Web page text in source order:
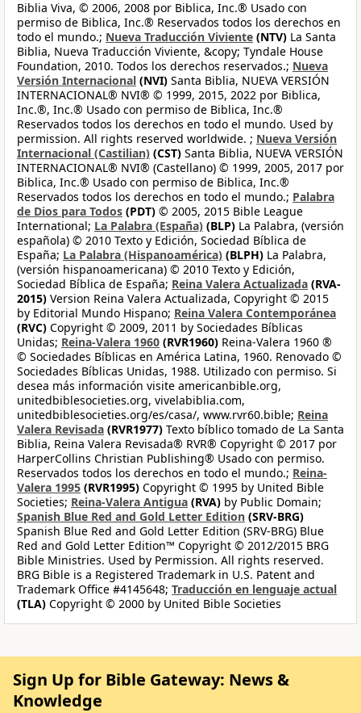
Biblia Viva, © 2006, 2008 por Biblica, Inc.® Usado con
permiso de Biblica, Inc.® Reservados todos los derechos en
todo el mundo.; Nueva Traducción Viviente (NTV) La Santa
Biblia, Nueva Traducción Viviente, &copy; Tyndale House
Foundation, 2010. Todos los derechos reservados.; Nueva
Versión Internacional (NVI) Santa Biblia, NUEVA VERSIÓN
INTERNACIONAL® NVI® © 1999, 2015, 2022 por Biblica,
Inc.®, Inc.® Usado con permiso de Biblica, Inc.®
Reservados todos los derechos en todo el mundo. Used by
permission. All rights reserved worldwide. ; Nueva Versión
Internacional (Castilian) (CST) Santa Biblia, NUEVA VERSIÓN
INTERNACIONAL® NVI® (Castellano) © 1999, 2005, 2017 por
Biblica, Inc.® Usado con permiso de Biblica, Inc.®
Reservados todos los derechos en todo el mundo.; Palabra
de Dios para Todos (PDT) © 2005, 2015 Bible League
International; La Palabra (España) (BLP) La Palabra, (versión
española) © 2010 Texto y Edición, Sociedad Bíblica de
España; La Palabra (Hispanoamérica) (BLPH) La Palabra,
(versión hispanoamericana) © 2010 Texto y Edición,
Sociedad Bíblica de España; Reina Valera Actualizada (RVA-
2015) Version Reina Valera Actualizada, Copyright © 2015
by Editorial Mundo Hispano; Reina Valera Contemporánea
(RVC) Copyright © 2009, 2011 by Sociedades Bíblicas
Unidas; Reina-Valera 1960 (RVR1960) Reina-Valera 1960 ®
© Sociedades Bíblicas en América Latina, 1960. Renovado ©
Sociedades Bíblicas Unidas, 1988. Utilizado con permiso. Si
desea más información visite americanbible.org,
unitedbiblesocieties.org, vivelabiblia.com,
unitedbiblesocieties.org/es/casa/, www.rvr60.bible; Reina
Valera Revisada (RVR1977) Texto bíblico tomado de La Santa
Biblia, Reina Valera Revisada® RVR® Copyright © 2017 por
HarperCollins Christian Publishing® Usado con permiso.
Reservados todos los derechos en todo el mundo.; Reina-
Valera 1995 (RVR1995) Copyright © 1995 by United Bible
Societies; Reina-Valera Antigua (RVA) by Public Domain;
Spanish Blue Red and Gold Letter Edition (SRV-BRG)
Spanish Blue Red and Gold Letter Edition (SRV-BRG) Blue
Red and Gold Letter Edition™ Copyright © 2012/2015 BRG
Bible Ministries. Used by Permission. All rights reserved.
BRG Bible is a Registered Trademark in U.S. Patent and
Trademark Office #4145648; Traducción en lenguaje actual
(TLA) Copyright © 2000 by United Bible Societies
Sign Up for Bible Gateway: News &
Knowledge